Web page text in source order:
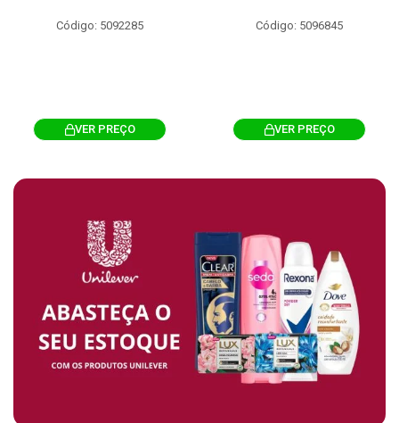
Código: 5092285
VER PREÇO
Código: 5096845
VER PREÇO